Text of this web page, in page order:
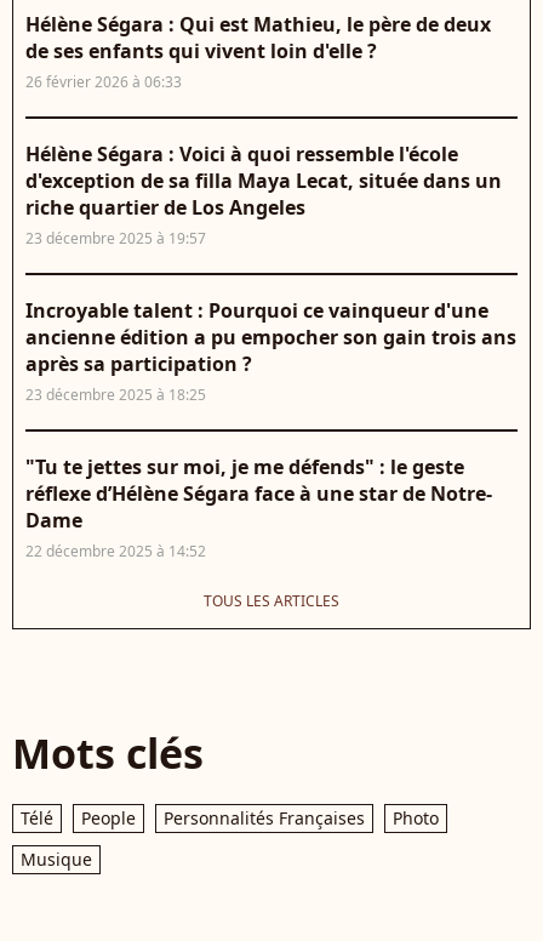
Hélène Ségara : Qui est Mathieu, le père de deux
de ses enfants qui vivent loin d'elle ?
26 février 2026 à 06:33
Hélène Ségara : Voici à quoi ressemble l'école
d'exception de sa filla Maya Lecat, située dans un
riche quartier de Los Angeles
23 décembre 2025 à 19:57
Incroyable talent : Pourquoi ce vainqueur d'une
ancienne édition a pu empocher son gain trois ans
après sa participation ?
23 décembre 2025 à 18:25
"Tu te jettes sur moi, je me défends" : le geste
réflexe d’Hélène Ségara face à une star de Notre-
Dame
22 décembre 2025 à 14:52
TOUS LES ARTICLES
Mots clés
Télé People Personnalités Françaises
Photo
Musique